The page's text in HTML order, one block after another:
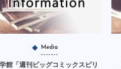
Media
館「週刊ビッグコミックスピリ